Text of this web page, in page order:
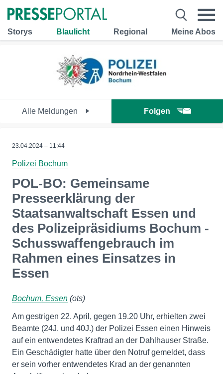
Storys Blaulicht Regional Meine Abos
Alle Meldungen Folgen
23.04.2024 – 11:44
Polizei Bochum
POL-BO: Gemeinsame
Presseerklärung der
Staatsanwaltschaft Essen und
des Polizeipräsidiums Bochum -
Schusswaffengebrauch im
Rahmen eines Einsatzes in
Essen
Bochum, Essen (ots)
Am gestrigen 22. April, gegen 19.20 Uhr, erhielten zwei
Beamte (24J. und 40J.) der Polizei Essen einen Hinweis
auf ein entwendetes Kraftrad an der Dahlhauser Straße.
Ein Geschädigter hatte über den Notruf gemeldet, dass
er sein vorher entwendetes Krad an der genannten